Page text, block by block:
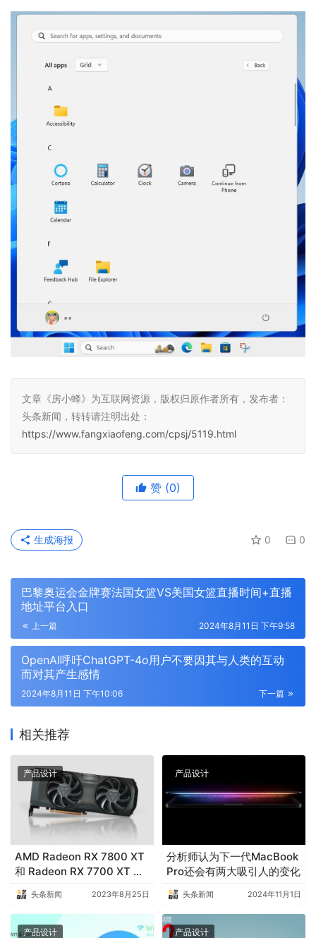
文章《房小蜂》为互联网资源，版权归原作者所有，发布者：
头条新闻，转转请注明出处：
https://www.fangxiaofeng.com/cpsj/5119.html
赞 (0)
0 0
生成海报
巴黎奥运会金牌赛法国女篮VS美国女篮直播时间+直播
地址平台入口
上一篇 2024年8月11日 下午9:58
OpenAI呼吁ChatGPT-4o用户不要因其与人类的互动
而对其产生感情
下一篇
2024年8月11日 下午10:06
相关推荐
产品设计
AMD Radeon RX 7800 XT
和 Radeon RX 7700 XT 细
节在发布前泄露
头条新闻 2023年8月25日
产品设计
分析师认为下一代MacBook
Pro还会有两大吸引人的变化
头条新闻 2024年11月1日
产品设计 产品设计